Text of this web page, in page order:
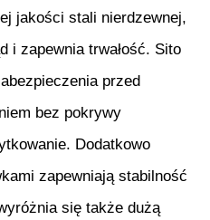
jakości stali nierdzewnej,
i zapewnia trwałość. Sito
przed
bez pokrywy
Dodatkowo
zapewniają stabilność
się także dużą